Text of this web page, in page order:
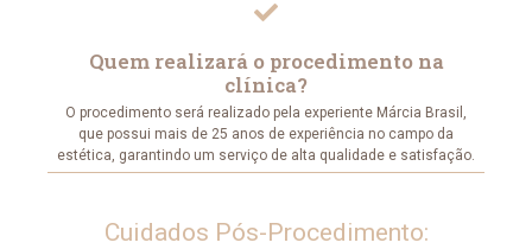
Quem realizará o procedimento na
clínica?​
O procedimento será realizado pela experiente Márcia Brasil,
que possui mais de 25 anos de experiência no campo da
estética, garantindo um serviço de alta qualidade e satisfação.
Cuidados Pós-Procedimento: